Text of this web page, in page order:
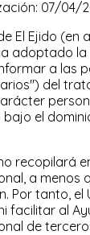
07/04/
El Ejido (en
adoptado la
a las
del
el
recopilará
a menos
Por tanto, el
facilitar al
de